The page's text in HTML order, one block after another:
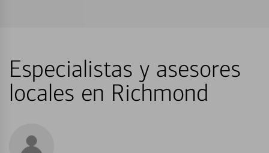
Especialistas y asesores
locales en Richmond